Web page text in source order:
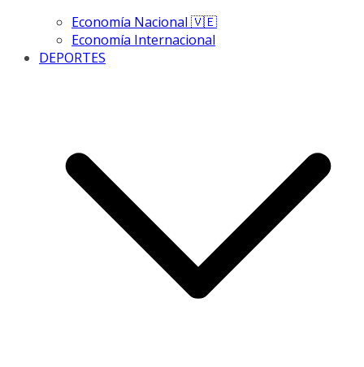
Economía Nacional 🇻🇪
Economía Internacional
DEPORTES